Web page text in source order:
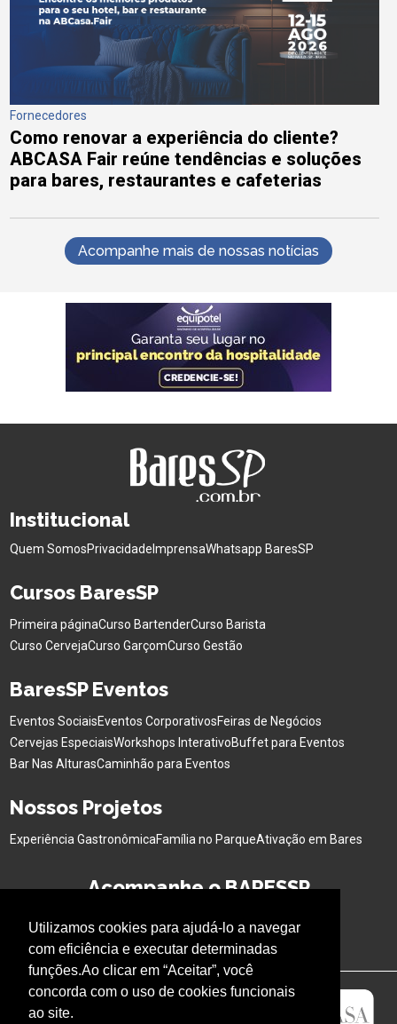
Utilizamos cookies para ajudá-lo a navegar
com eficiência e executar determinadas
funções.Ao clicar em “Aceitar”, você
concorda com o uso de cookies funcionais
ao site.
Fornecedores
Como renovar a experiência do cliente?
ABCASA Fair reúne tendências e soluções
para bares, restaurantes e cafeterias
Acompanhe mais de nossas notícias
Institucional
Quem SomosPrivacidade ImprensaWhatsapp BaresSP
Cursos BaresSP
Primeira páginaCurso BartenderCurso Barista
Curso CervejaCurso GarçomCurso Gestão
BaresSP Eventos
Eventos SociaisEventos CorporativosFeiras de Negócios
Cervejas EspeciaisWorkshops InterativoBuffet para Eventos
Bar Nas AlturasCaminhão para Eventos
Nossos Projetos
Experiência GastronômicaFamília no ParqueAtivação em Bares
Acompanhe o BARESSP